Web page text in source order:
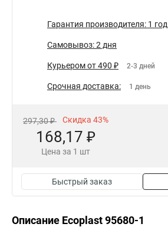
Гарантия производителя: 1 год
Самовывоз: 2 дня
Курьером от 490 ₽ 2-3 дней
Срочная доставка: 1 день
297,30 ₽ Скидка 43%
168,17 ₽
Цена за 1 шт
Быстрый заказ
Описание Ecoplast 95680-1